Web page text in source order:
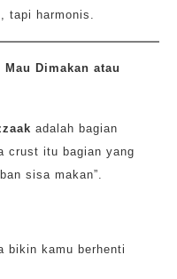
tapi harmonis.
Dimakan atau
adalah bagian
crust itu bagian yang
sisa makan”.
bikin kamu berhenti